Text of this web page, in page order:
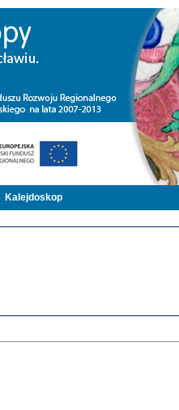
Kalejdoskop